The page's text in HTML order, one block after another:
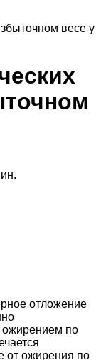
отложение
по
от ожирения по